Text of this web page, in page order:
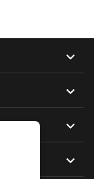



